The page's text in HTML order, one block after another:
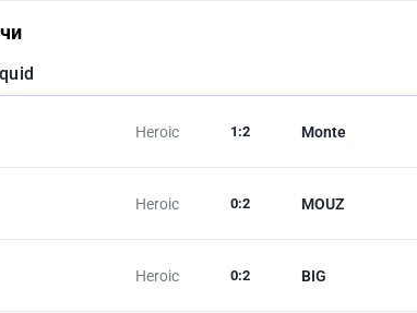
Heroic Monte
1 :2
Heroic MOUZ
0:2
Heroic BIG
0:2